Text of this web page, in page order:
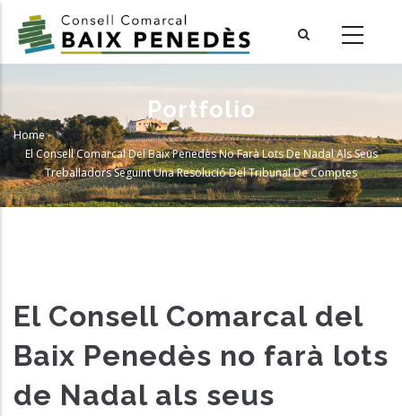
main
Portfolio
Breadcrumb
Home-
El Consell Comarcal Del Baix Penedès No Farà Lots De Nadal Als Seus
Treballadors Seguint Una Resolució Del Tribunal De Comptes
El Consell Comarcal del
Baix Penedès no farà lots
de Nadal als seus